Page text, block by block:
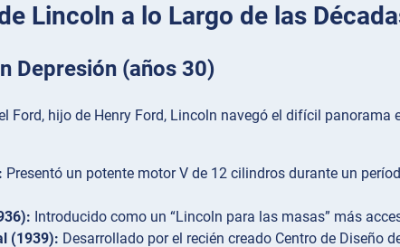
Lincoln a lo Largo de las
Depresión (años 30)
Ford, hijo de Henry Ford, Lincoln navegó el difícil
Presentó un potente motor V de 12 cilindros durante un
Introducido como un “Lincoln para las masas” más
(1939): Desarrollado por el recién creado Centro de Diseño